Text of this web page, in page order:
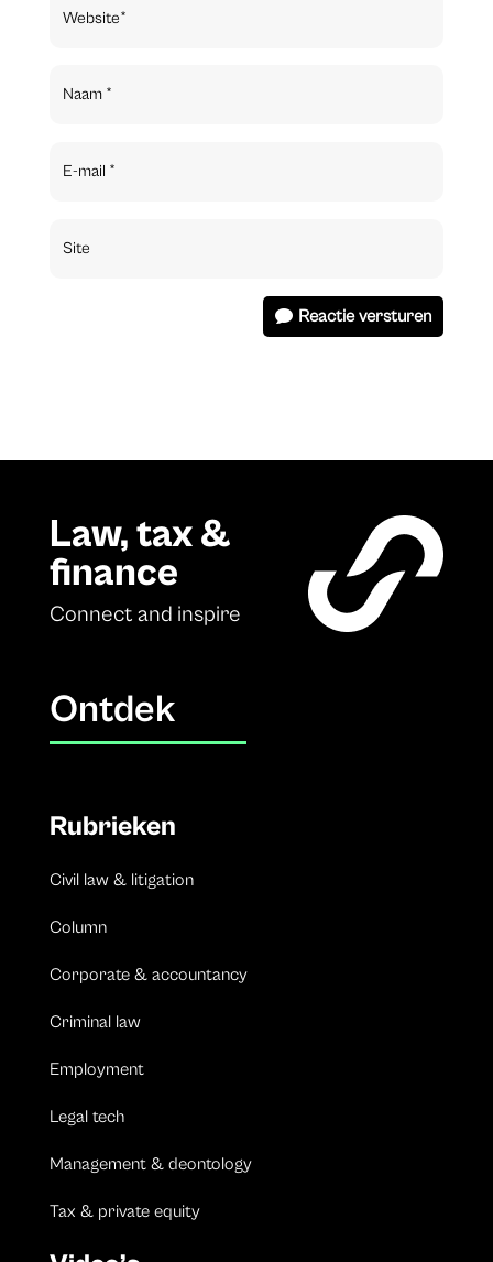
Reactie versturen
Law, tax &
finance
Connect and inspire
Ontdek
Rubrieken
Civil law & litigation
Column
Corporate & accountancy
Criminal law
Employment
Legal tech
Management & deontology
Tax & private equity